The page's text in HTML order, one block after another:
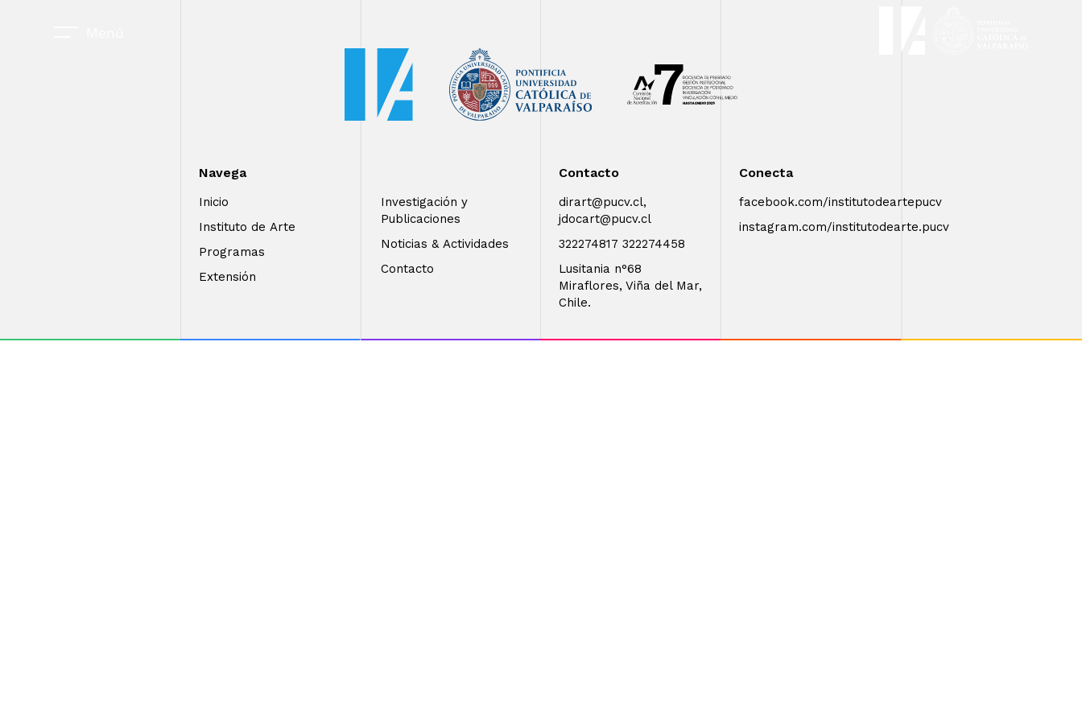
Navega
Inicio
Instituto de Arte
Programas
Extensión
Investigación y
Publicaciones
Noticias & Actividades
Contacto
Contacto
dirart@pucv.cl,
jdocart@pucv.cl
322274817 322274458
Lusitania n°68
Miraflores, Viña del Mar,
Chile.
Conecta
facebook.com/institutodeartepucv
instagram.com/institutodearte.pucv